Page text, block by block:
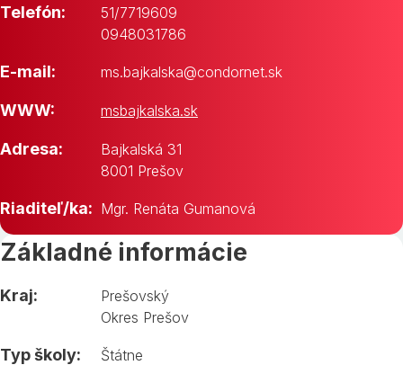
Telefón:
51/7719609
0948031786
E-mail: ms.bajkalska@condornet.sk
WWW: msbajkalska.sk
Adresa:
Bajkalská 31
8001 Prešov
Riaditeľ/ka: Mgr. Renáta Gumanová
Základné informácie
Kraj:
Prešovský
Okres Prešov
Typ školy: Štátne